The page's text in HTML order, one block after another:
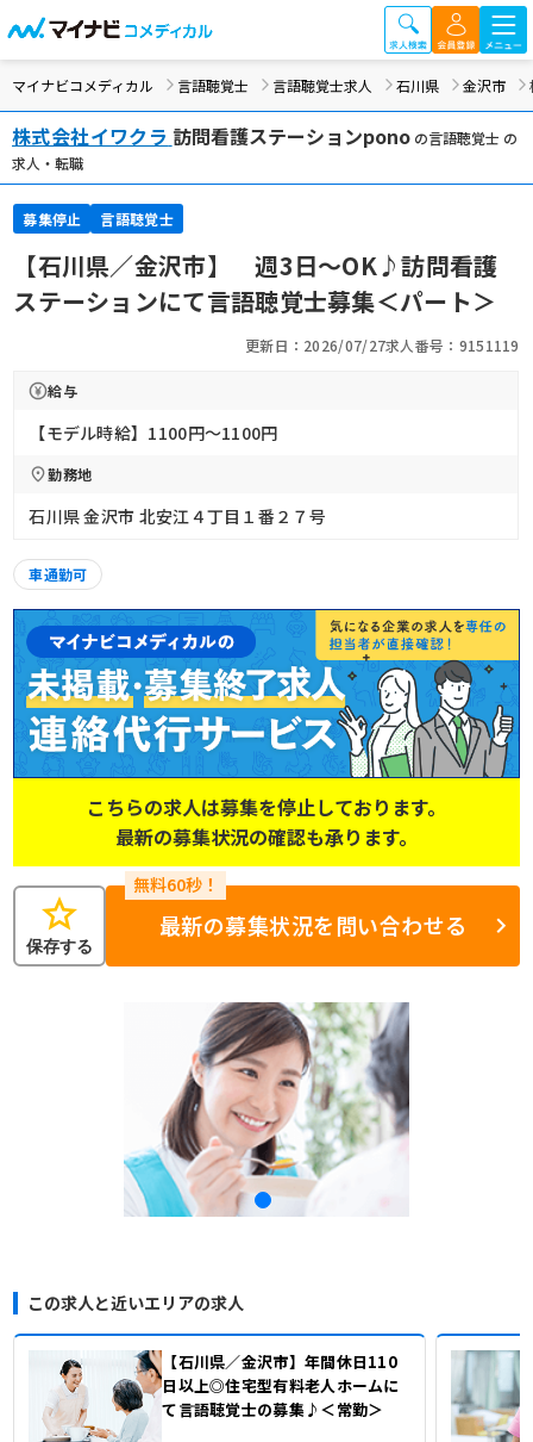
マイナビコメディカル 言語聴覚士 言語聴覚士求人 石川県 金沢市
株式会社イワクラ 訪問看護ステーションponoの言語聴覚士 の
求人・転職
募集停止 言語聴覚士
【石川県／金沢市】 週3日～OK♪訪問看護
ステーションにて言語聴覚士募集＜パート＞
更新日：2026/07/27求人番号：9151119
給与
【モデル時給】1100円〜1100円
勤務地
石川県 金沢市 北安江４丁目１番２７号
車通勤可
こちらの求人は募集を停止しております。
最新の募集状況の確認も承ります。
star
保存する
最新の募集状況を問い合わせる
この求人と近いエリアの求人
【石川県／金沢市】年間休日110
日以上◎住宅型有料老人ホームに
て言語聴覚士の募集♪＜常勤＞